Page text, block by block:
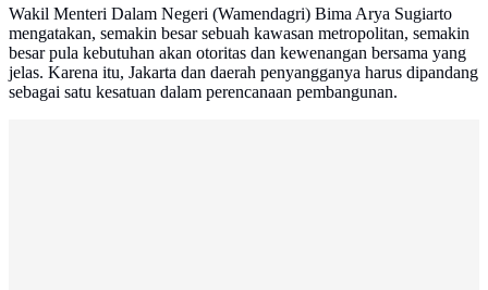
Wakil Menteri Dalam Negeri (Wamendagri) Bima Arya Sugiarto
mengatakan, semakin besar sebuah kawasan metropolitan, semakin
besar pula kebutuhan akan otoritas dan kewenangan bersama yang
jelas. Karena itu, Jakarta dan daerah penyangganya harus dipandang
sebagai satu kesatuan dalam perencanaan pembangunan.